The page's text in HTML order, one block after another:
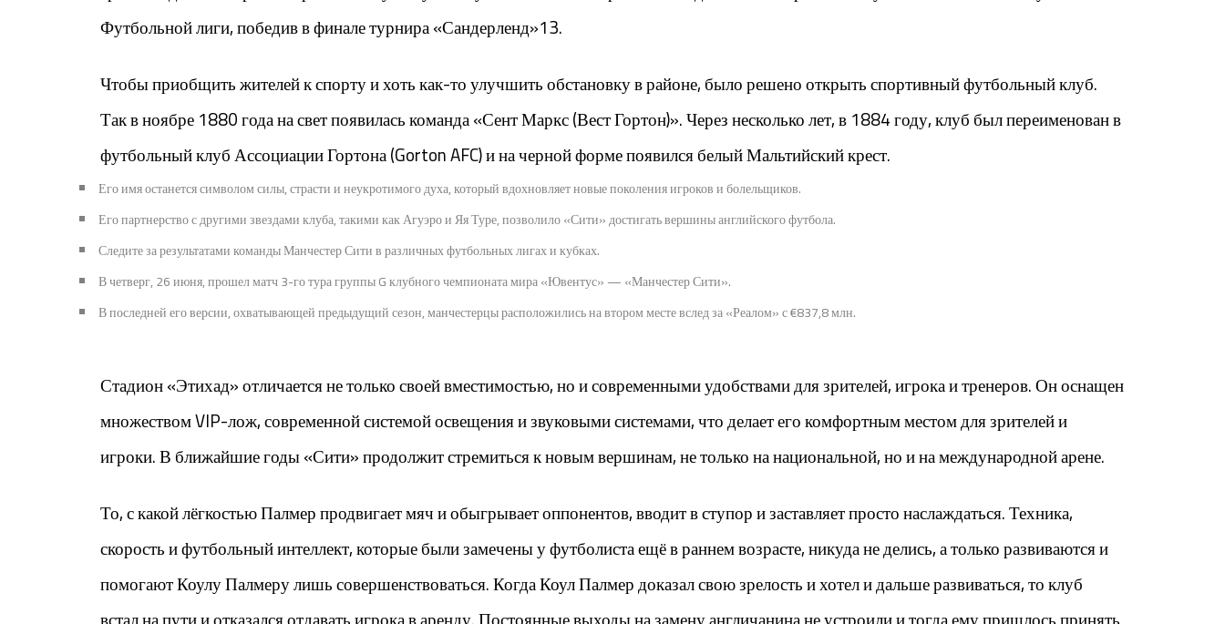
Футбольной лиги, победив в финале турнира «Сандерленд»13.
Чтобы приобщить жителей к спорту и хоть как-то улучшить обстановку в районе, было решено открыть спортивный футбольный клуб.
Так в ноябре 1880 года на свет появилась команда «Сент Маркс (Вест Гортон)». Через несколько лет, в 1884 году, клуб был переименован в
футбольный клуб Ассоциации Гортона (Gorton AFC) и на черной форме появился белый Мальтийский крест.
Его имя останется символом силы, страсти и неукротимого духа, который вдохновляет новые поколения игроков и болельщиков.
Его партнерство с другими звездами клуба, такими как Агуэро и Яя Туре, позволило «Сити» достигать вершины английского футбола.
Следите за результатами команды Манчестер Сити в различных футбольных лигах и кубках.
В четверг, 26 июня, прошел матч 3-го тура группы G клубного чемпионата мира «Ювентус» — «Манчестер Сити».
В последней его версии, охватывающей предыдущий сезон, манчестерцы расположились на втором месте вслед за «Реалом» с €837,8 млн.
Стадион «Этихад» отличается не только своей вместимостью, но и современными удобствами для зрителей, игрока и тренеров. Он оснащен
множеством VIP-лож, современной системой освещения и звуковыми системами, что делает его комфортным местом для зрителей и
игроки. В ближайшие годы «Сити» продолжит стремиться к новым вершинам, не только на национальной, но и на международной арене.
То, с какой лёгкостью Палмер продвигает мяч и обыгрывает оппонентов, вводит в ступор и заставляет просто наслаждаться. Техника,
скорость и футбольный интеллект, которые были замечены у футболиста ещё в раннем возрасте, никуда не делись, а только развиваются и
помогают Коулу Палмеру лишь совершенствоваться. Когда Коул Палмер доказал свою зрелость и хотел и дальше развиваться, то клуб